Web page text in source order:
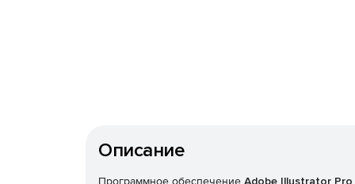
Описание
Программное обеспечение Adobe Illustrator Pro